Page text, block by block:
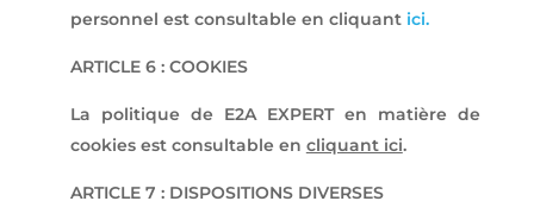
personnel est consultable en cliquant ici.
ARTICLE 6 : COOKIES
La politique de E2A EXPERT en matière de
cookies est consultable en cliquant ici.
ARTICLE 7 : DISPOSITIONS DIVERSES